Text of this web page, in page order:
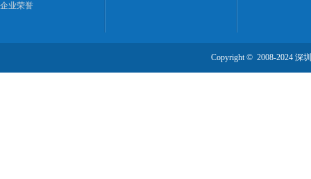
企业荣誉
Copyright © 2008-2024 深